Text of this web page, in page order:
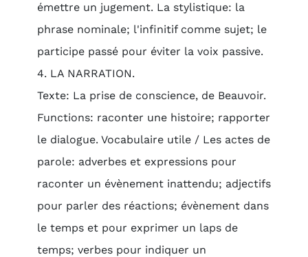
émettre un jugement. La stylistique: la
phrase nominale; l'infinitif comme sujet; le
participe passé pour éviter la voix passive.
4. LA NARRATION.
Texte: La prise de conscience, de Beauvoir.
Functions: raconter une histoire; rapporter
le dialogue. Vocabulaire utile / Les actes de
parole: adverbes et expressions pour
raconter un évènement inattendu; adjectifs
pour parler des réactions; évènement dans
le temps et pour exprimer un laps de
temps; verbes pour indiquer un